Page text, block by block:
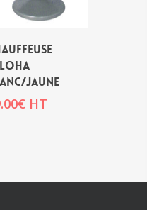
JAUNE
€ HT